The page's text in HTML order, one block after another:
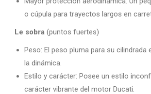
o cúpula para trayectos largos en
Le sobra (puntos fuertes)
Peso: El peso pluma para su cilindrada
la dinámica.
Estilo y carácter: Posee un estilo
carácter vibrante del motor Ducati.